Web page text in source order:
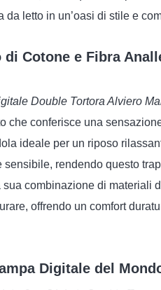
letto in un’oasi di stile e
Cotone e Fibra
Double Tortora Alviero
che conferisce una
ideale per un riposo
rendendo questo
combinazione di materiali
offrendo un comfort
Digitale del